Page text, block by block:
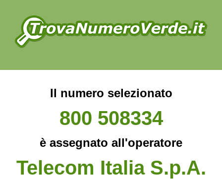
Il numero selezionato
800 508334
è assegnato all'operatore
Telecom Italia S.p.A.